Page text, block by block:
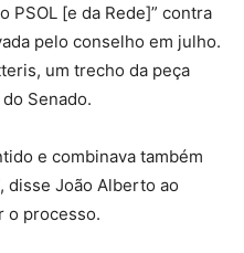
PSOL [e da Rede]” contra
pelo conselho em julho.
um trecho da peça
Senado.
e combinava também
disse João Alberto ao
o processo.